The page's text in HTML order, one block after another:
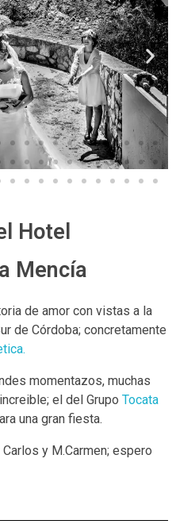
Hotel
Mencía
de amor con vistas a la
de Córdoba; concretamente
momentazos, muchas
el del Grupo Tocata
una gran fiesta.
y M.Carmen; espero